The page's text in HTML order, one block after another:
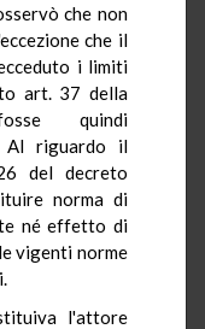
che non
che il
i limiti
art. 37 della
quindi
Al riguardo il
del decreto
norma di
né effetto di
vigenti norme
l'attore